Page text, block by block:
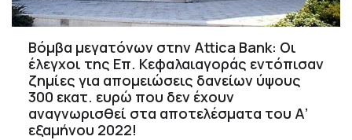
Βόμβα μεγατόνων στην Attica Bank: Οι
έλεγχοι της Επ. Κεφαλαιαγοράς εντόπισαν
ζημίες για απομειώσεις δανείων ύψους
300 εκατ. ευρώ που δεν έχουν
αναγνωρισθεί στα αποτελέσματα του Α’
εξαμήνου 2022!